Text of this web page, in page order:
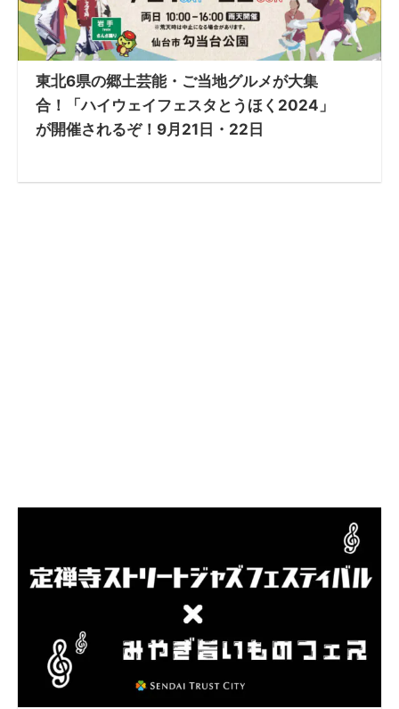
東北6県の郷土芸能・ご当地グルメが大集
合！「ハイウェイフェスタとうほく2024」
が開催されるぞ！9月21日・22日